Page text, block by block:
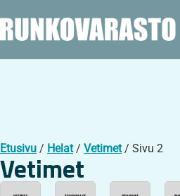
Etusivu / Helat/ Vetimet/ Sivu 2
Vetimet